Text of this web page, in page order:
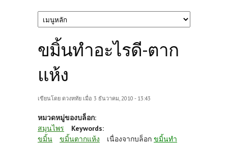
ขมิ้นทำอะไรดี-ตาก
แห้ง
เขียนโดย ดวงหทัย เมื่อ 3 ธันวาคม, 2010 - 13:43
หมวดหมู่ของบล็อก:
สมุนไพร
Keywords:
ขมิ้น
ขมิ้นตากแห้ง เนื่องจากบล็อก ขมิ้นทำ